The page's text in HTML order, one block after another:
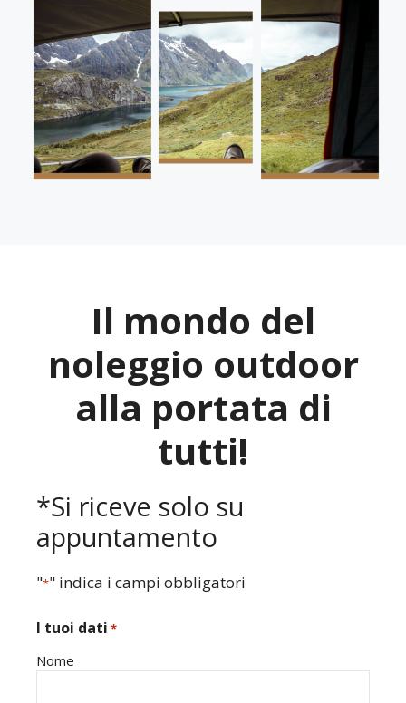
Il mondo del
noleggio outdoor
alla portata di
tutti!
*Si riceve solo su
appuntamento
"*" indica i campi obbligatori
I tuoi dati *
Nome